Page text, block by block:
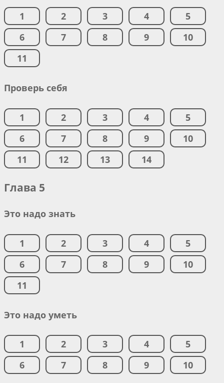
1 2 3 4
5
6
7 8 9
10
11
Проверь себя
1 2 3 4
5
6
7 8 9
10
11
12 13 14
Глава 5
Это надо знать
1 2 3 4
5
6
7 8 9
10
11
Это надо уметь
1 2 3 4
5
6
7 8 9 10